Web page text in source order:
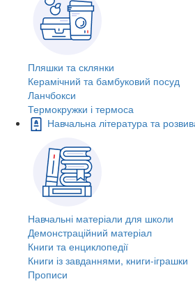
Пляшки та склянки
Керамічний та бамбуковий посуд
Ланчбокси
Термокружки і термоса
Навчальна література та
Навчальні матеріали для школи
Демонстраційний матеріал
Книги та енциклопедії
Книги із завданнями, книги-іграшки
Прописи